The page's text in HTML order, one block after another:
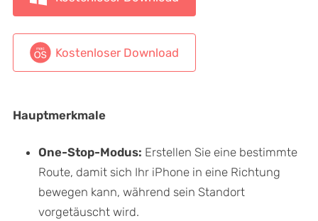
Kostenloser Download
Hauptmerkmale
One-Stop-Modus: Erstellen Sie eine bestimmte
Route, damit sich Ihr iPhone in eine Richtung
bewegen kann, während sein Standort
vorgetäuscht wird.